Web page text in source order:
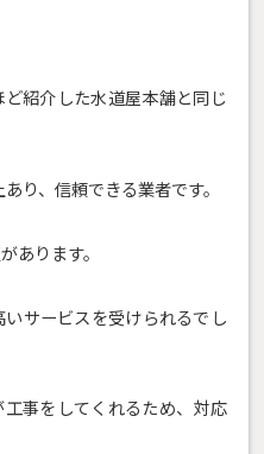
紹介した水道屋本舗と同じ
り、信頼できる業者です。
あります。
サービスを受けられるでし
事をしてくれるため、対応